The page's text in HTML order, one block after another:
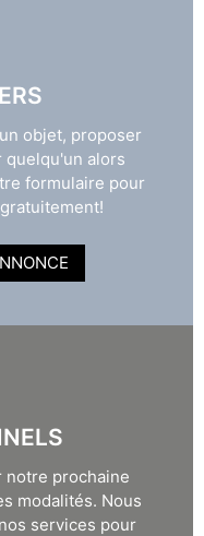
objet, proposer
alors
formulaire pour
notre prochaine
modalités. Nous
services pour